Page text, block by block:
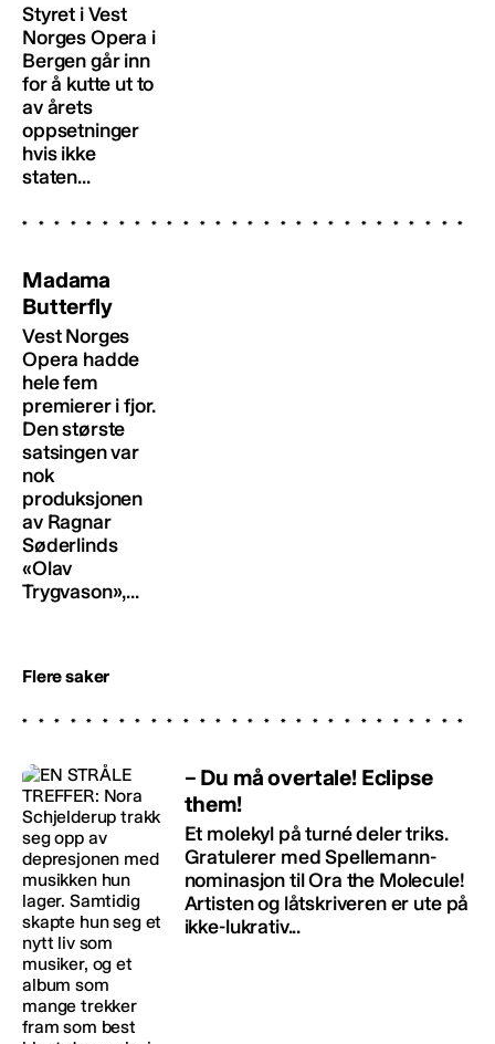
Styret i Vest
Norges Opera i
Bergen går inn
for å kutte ut to
av årets
oppsetninger
hvis ikke
staten...
Madama
Butterfly
Vest Norges
Opera hadde
hele fem
premierer i fjor.
Den største
satsingen var
nok
produksjonen
av Ragnar
Søderlinds
«Olav
Trygvason»,...
Flere saker
– Du må overtale! Eclipse
them!
Et molekyl på turné deler triks.
Gratulerer med Spellemann-
nominasjon til Ora the Molecule!
Artisten og låtskriveren er ute på
ikke-lukrativ...